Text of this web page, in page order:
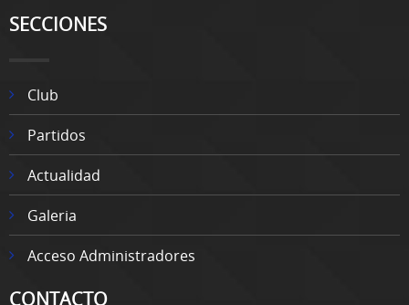
SECCIONES
Club
Partidos
Actualidad
Galeria
Acceso Administradores
CONTACTO